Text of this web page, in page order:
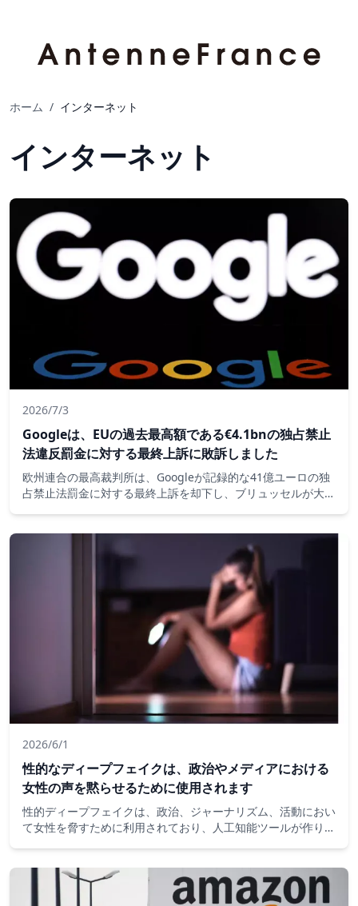
ホーム / インターネット
インターネット
2026/7/3
Googleは、EUの過去最高額である€4.1bnの独占禁止
法違反罰金に対する最終上訴に敗訴しました
欧州連合の最高裁判所は、Googleが記録的な41億ユーロの独
占禁止法罰金に対する最終上訴を却下し、ブリュッセルが大手
2026/6/1
性的なディープフェイクは、政治やメディアにおける
女性の声を黙らせるために使用されます
性的ディープフェイクは、政治、ジャーナリズム、活動におい
て女性を脅すために利用されており、人工知能ツールが作り上
対象とした事例が増加していることを受け、同意なしに人々を
「脱衣」できるAIサービスを禁止することに合意しました。